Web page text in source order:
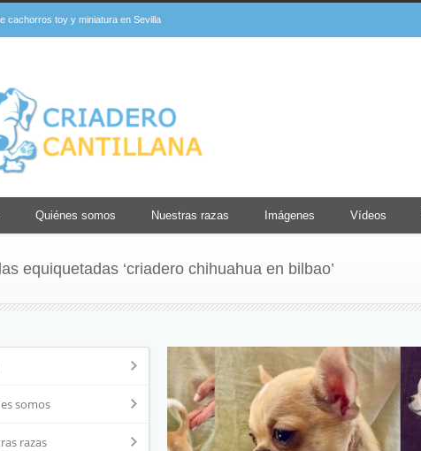
cachorros toy y miniatura en Sevilla
Quiénes somos Nuestras razas Imágenes Vídeos
equiquetadas ‘criadero chihuahua en bilbao’
somos
razas